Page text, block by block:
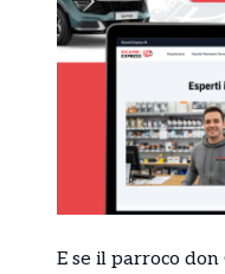
E se il parroco